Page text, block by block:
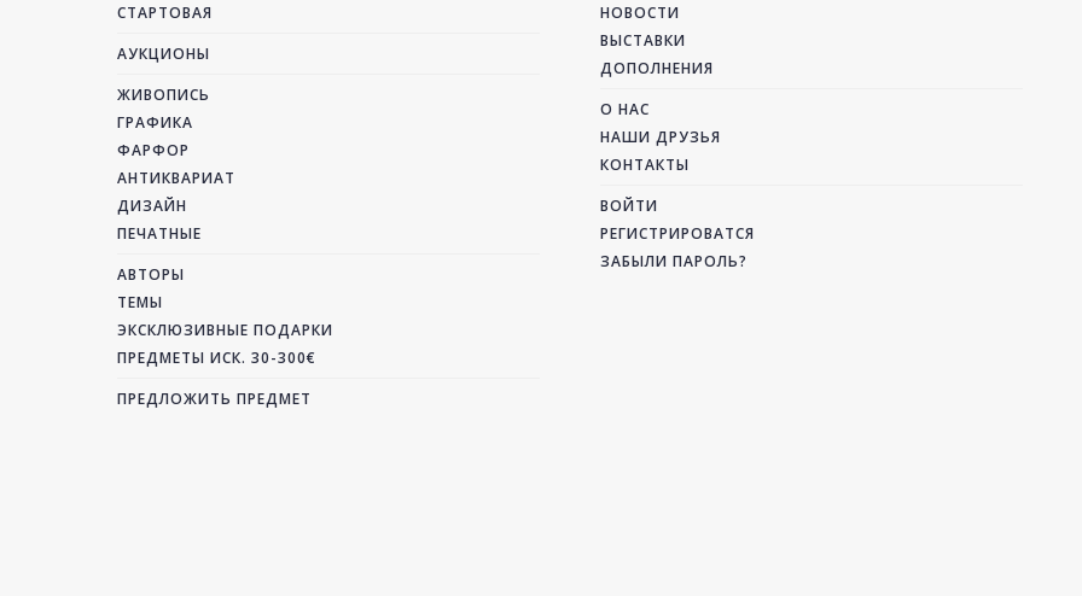
СТАРТОВАЯ
АУКЦИОНЫ
ЖИВОПИСЬ
ГРАФИКА
ФАРФОР
АНТИКВАРИАТ
ДИЗАЙН
ПЕЧАТНЫЕ
АВТОРЫ
ТЕМЫ
ЭКСКЛЮЗИВНЫЕ ПОДАРКИ
ПРЕДМЕТЫ ИСК. 30-300€
ПРЕДЛОЖИТЬ ПРЕДМЕТ
НОВОСТИ
ВЫСТАВКИ
ДОПОЛНЕНИЯ
О НАС
НАШИ ДРУЗЬЯ
КОНТАКТЫ
ВОЙТИ
РЕГИСТРИРОВАТСЯ
ЗАБЫЛИ ПАРОЛЬ?